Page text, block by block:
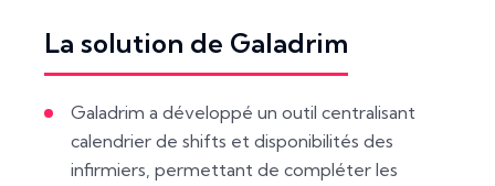
La solution de Galadrim
Galadrim a développé un outil centralisant
calendrier de shifts et disponibilités des
infirmiers, permettant de compléter les